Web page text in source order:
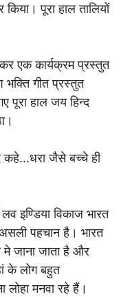
पूरा हाल तालियों
एक कार्यक्रम प्रस्तुत
गीत प्रस्तुत
पूरा हाल जय हिन्द
कहे…धरा जैसे बच्चे ही
इण्डिया विकाज भारत
पहचान है। भारत
जाना जाता है और
के लोग बहुत
लोहा मनवा रहे हैं।